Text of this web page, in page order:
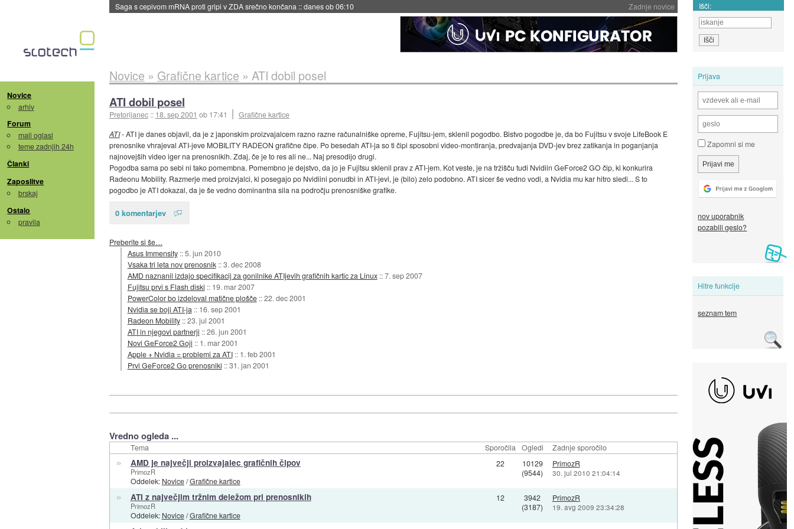
Zadnje novice
Saga s cepivom mRNA proti gripi v ZDA srečno končana ::danes ob 06:10 Išči:
Novice
arhiv
Forum
mali oglasi
teme zadnjih 24h
Članki
Zaposlitve
brskaj
Ostalo
pravila
Prijava
Zapomni si me
nov uporabnik
pozabili geslo?
Hitre funkcije
seznam tem
Novice » Grafične kartice » ATI dobil posel
ATI dobil posel
Pretorijanec :: 18. sep 2001 ob 17:41
Grafične kartice
ATI- ATI je danes objavil, da je z japonskim proizvajalcem razno razne računalniške opreme, Fujitsu-jem, sklenil pogodbo. Bistvo pogodbe je, da bo Fujitsu v svoje LifeBook E
prenosnike vhrajeval ATI-jeve MOBILITY RADEON grafične čipe. Po besedah ATI-ja so ti čipi sposobni video-montiranja, predvajanja DVD-jev brez zatikanja in poganjanja
najnovejših video iger na prenosnikih. Zdaj, če je to res ali ne... Naj presodijo drugi.
Pogodba sama po sebi ni tako pomembna. Pomembno je dejstvo, da jo je Fujitsu sklenil prav z ATI-jem. Kot veste, je na tržišču tudi Nvidiin GeForce2 GO čip, ki konkurira
Radeonu Mobility. Razmerje med proizvjalci, ki posegajo po Nvidiini ponudbi in ATI-jevi, je (bilo) zelo podobno. ATI sicer še vedno vodi, a Nvidia mu kar hitro sledi... S to
pogodbo je ATI dokazal, da je še vedno dominantna sila na področju prenosniške grafike.
0 komentarjev
Preberite si še…
Asus Immensity ::5. jun 2010
Vsaka tri leta nov prenosnik ::3. dec 2008
AMD naznanil izdajo specifikacij za gonilnike ATIjevih grafičnih kartic za Linux ::7. sep 2007
Fujitsu prvi s Flash diski :: 19. mar 2007
PowerColor bo izdeloval matične plošče ::22. dec 2001
Nvidia se boji ATI-ja :: 16. sep 2001
Radeon Mobility ::23. jul 2001
ATI in njegovi partnerji ::26. jun 2001
Novi GeForce2 Goji :: 1. mar 2001
Apple + Nvidia = problemi za ATI :: 1. feb 2001
Prvi GeForce2 Go prenosniki ::31. jan 2001
Vredno ogleda ...
Tema Sporočila Ogledi Zadnje sporočilo
» AMD je največji proizvajalec grafičnih čipov
PrimozR
Oddelek: Novice/Grafične kartice
22
10129
(9544)
PrimozR
30. jul 2010 21:04:14
» ATI z največjim tržnim deležom pri prenosnikih
PrimozR
Oddelek: Novice/Grafične kartice
12
3942
(3187)
PrimozR
19. avg 2009 23:34:28